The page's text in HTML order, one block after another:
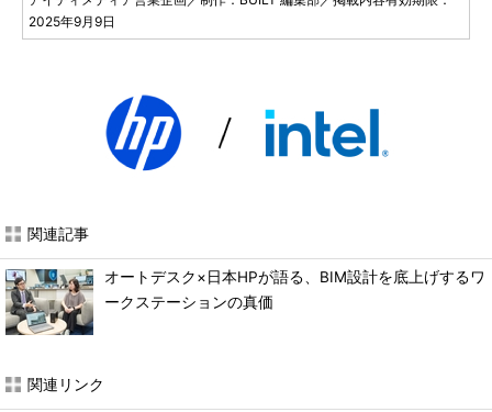
2025年9月9日
関連記事
オートデスク×日本HPが語る、BIM設計を底上げするワ
ークステーションの真価
関連リンク